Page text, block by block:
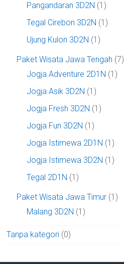
Pangandaran 3D2N (1)
Tegal Cirebon 3D2N (1)
Ujung Kulon 3D2N (1)
Paket Wisata Jawa Tengah (7)
Jogja Adventure 2D1N (1)
Jogja Asik 3D2N (1)
Jogja Fresh 3D2N (1)
Jogja Fun 3D2N (1)
Jogja Istimewa 2D1N (1)
Jogja Istimewa 3D2N (1)
Tegal 2D1N (1)
Paket Wisata Jawa Timur (1)
Malang 3D2N (1)
Tanpa kategori (0)